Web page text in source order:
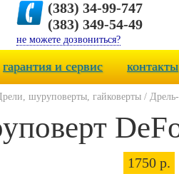
(383) 34-99-747
(383) 349-54-49
не можете дозвониться?
гарантия и сервис контакты
шуруповерты, гайковерты /
1750 р.